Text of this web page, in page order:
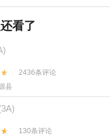
看了
2436条评论
县
130条评论